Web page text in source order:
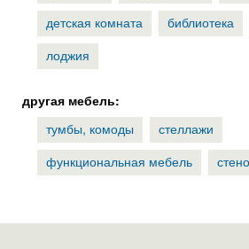
детская комната
библиотека
лоджия
другая мебель:
тумбы, комоды
стеллажи
функциональная мебель